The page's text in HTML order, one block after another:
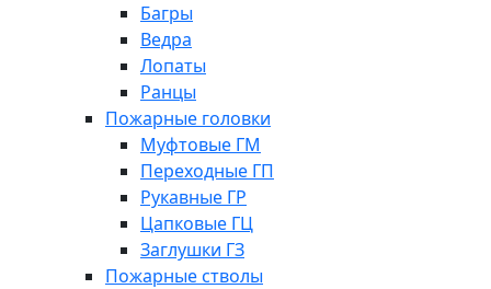
Багры
Ведра
Лопаты
Ранцы
Пожарные головки
Муфтовые ГМ
Переходные ГП
Рукавные ГР
Цапковые ГЦ
Заглушки ГЗ
Пожарные стволы